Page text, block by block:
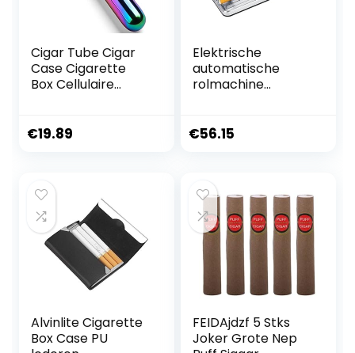
Cigar Tube Cigar
Case Cigarette
Box Cellulaire
Draagbare
Accessoires-Kleur
€19.89
Elektrische
automatische
rolmachine
Rolling Household
€56.15
Alvinlite Cigarette
Box Case PU
FEIDAjdzf 5 Stks
Joker Grote Nep